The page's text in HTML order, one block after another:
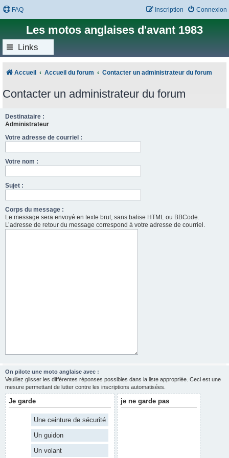
FAQ Connexion
Inscription
Les motos anglaises d'avant 1983
Links
Accueil Accueil du forum Contacter un administrateur du forum
Contacter un administrateur du forum
Destinataire :
Administrateur
Votre adresse de courriel :
Votre nom :
Sujet :
Corps du message :
Le message sera envoyé en texte brut, sans balise HTML ou BBCode.
L’adresse de retour du message correspond à votre adresse de courriel.
On pilote une moto anglaise avec :
Veuillez glisser les différentes réponses possibles dans la liste appropriée. Ceci est une
mesure permettant de lutter contre les inscriptions automatisées.
Je garde
Une ceinture de sécurité
Un guidon
Un volant
je ne garde pas